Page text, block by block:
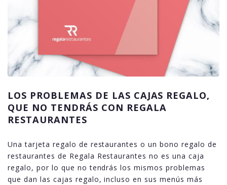
LOS PROBLEMAS DE LAS CAJAS REGALO,
QUE NO TENDRÁS CON REGALA
RESTAURANTES
Una tarjeta regalo de restaurantes o un bono regalo de
restaurantes de Regala Restaurantes no es una caja
regalo, por lo que no tendrás los mismos problemas
que dan las cajas regalo, incluso en sus menús más